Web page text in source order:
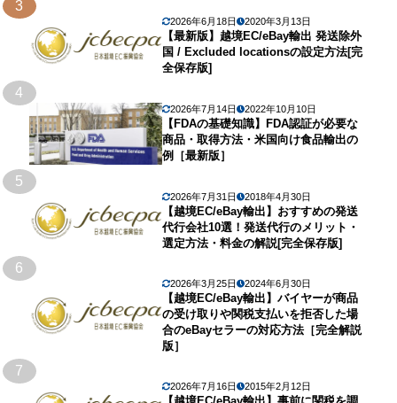
3
2026年6月18日 2020年3月13日
【最新版】越境EC/eBay輸出 発送除外
国 / Excluded locationsの設定方法[完
全保存版]
4
2026年7月14日 2022年10月10日
【FDAの基礎知識】FDA認証が必要な
商品・取得方法・米国向け食品輸出の
例［最新版］
5
2026年7月31日 2018年4月30日
【越境EC/eBay輸出】おすすめの発送
代行会社10選！発送代行のメリット・
選定方法・料金の解説[完全保存版]
6
2026年3月25日 2024年6月30日
【越境EC/eBay輸出】バイヤーが商品
の受け取りや関税支払いを拒否した場
合のeBayセラーの対応方法［完全解説
版］
7
2026年7月16日 2015年2月12日